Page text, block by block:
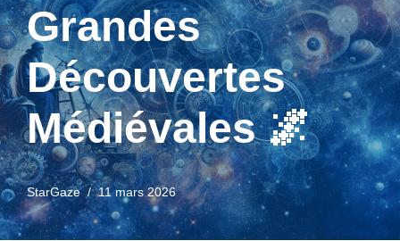
Grandes
Découvertes
Médiévales 🌌
StarGaze 11 mars 2026